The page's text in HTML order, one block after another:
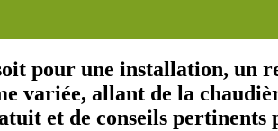
pour une installation, un
variée, allant de la
et de conseils pertinents